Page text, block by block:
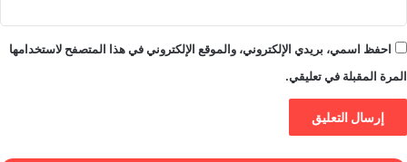
احفظ اسمي، بريدي الإلكتروني، والموقع الإلكتروني في هذا المتصفح لاستخدامها
المرة المقبلة في تعليقي.